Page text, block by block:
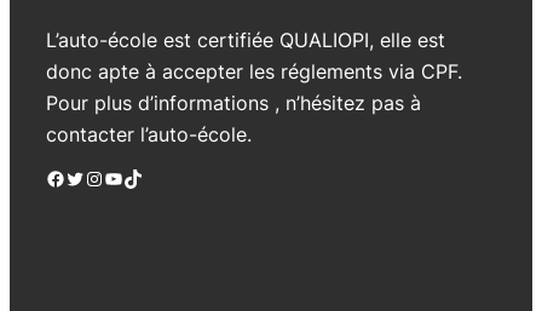
L’auto-école est certifiée QUALIOPI, elle est
donc apte à accepter les réglements via CPF.
Pour plus d’informations , n’hésitez pas à
contacter l’auto-école.
Facebook Twitter Instagram YouTube TikTok